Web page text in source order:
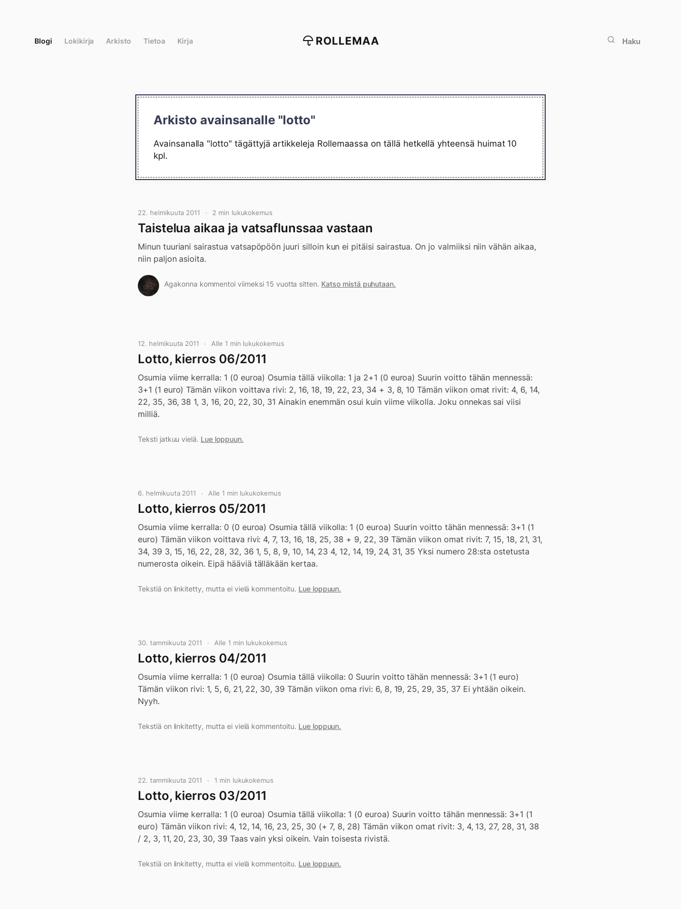
Blogi Lokikirja Arkisto Tietoa Kirja ROLLEMAA Haku
Arkisto avainsanalle "lotto"
Avainsanalla "lotto" tägättyjä artikkeleja Rollemaassa on tällä hetkellä yhteensä huimat 10
kpl.
22. helmikuuta 2011 2 min lukukokemus
Taistelua aikaa ja vatsaflunssaa vastaan
Minun tuuriani sairastua vatsapöpöön juuri silloin kun ei pitäisi sairastua. On jo valmiiksi niin vähän aikaa,
niin paljon asioita.
Agakonna kommentoi viimeksi 15 vuotta sitten. Katso mistä puhutaan.
12. helmikuuta 2011 Alle 1 min lukukokemus
Lotto, kierros 06/2011
Osumia viime kerralla: 1 (0 euroa) Osumia tällä viikolla: 1 ja 2+1 (0 euroa) Suurin voitto tähän mennessä:
3+1 (1 euro) Tämän viikon voittava rivi: 2, 16, 18, 19, 22, 23, 34 + 3, 8, 10 Tämän viikon omat rivit: 4, 6, 14,
22, 35, 36, 38 1, 3, 16, 20, 22, 30, 31 Ainakin enemmän osui kuin viime viikolla. Joku onnekas sai viisi
milliä.
Teksti jatkuu vielä. Lue loppuun.
6. helmikuuta 2011 Alle 1 min lukukokemus
Lotto, kierros 05/2011
Osumia viime kerralla: 0 (0 euroa) Osumia tällä viikolla: 1 (0 euroa) Suurin voitto tähän mennessä: 3+1 (1
euro) Tämän viikon voittava rivi: 4, 7, 13, 16, 18, 25, 38 + 9, 22, 39 Tämän viikon omat rivit: 7, 15, 18, 21, 31,
34, 39 3, 15, 16, 22, 28, 32, 36 1, 5, 8, 9, 10, 14, 23 4, 12, 14, 19, 24, 31, 35 Yksi numero 28:sta ostetusta
numerosta oikein. Eipä hääviä tälläkään kertaa.
Tekstiä on linkitetty, mutta ei vielä kommentoitu. Lue loppuun.
30. tammikuuta 2011 Alle 1 min lukukokemus
Lotto, kierros 04/2011
Osumia viime kerralla: 1 (0 euroa) Osumia tällä viikolla: 0 Suurin voitto tähän mennessä: 3+1 (1 euro)
Tämän viikon rivi: 1, 5, 6, 21, 22, 30, 39 Tämän viikon oma rivi: 6, 8, 19, 25, 29, 35, 37 Ei yhtään oikein.
Nyyh.
Tekstiä on linkitetty, mutta ei vielä kommentoitu. Lue loppuun.
22. tammikuuta 2011 1 min lukukokemus
Lotto, kierros 03/2011
Osumia viime kerralla: 1 (0 euroa) Osumia tällä viikolla: 1 (0 euroa) Suurin voitto tähän mennessä: 3+1 (1
euro) Tämän viikon rivi: 4, 12, 14, 16, 23, 25, 30 (+ 7, 8, 28) Tämän viikon omat rivit: 3, 4, 13, 27, 28, 31, 38
/ 2, 3, 11, 20, 23, 30, 39 Taas vain yksi oikein. Vain toisesta rivistä.
Tekstiä on linkitetty, mutta ei vielä kommentoitu. Lue loppuun.